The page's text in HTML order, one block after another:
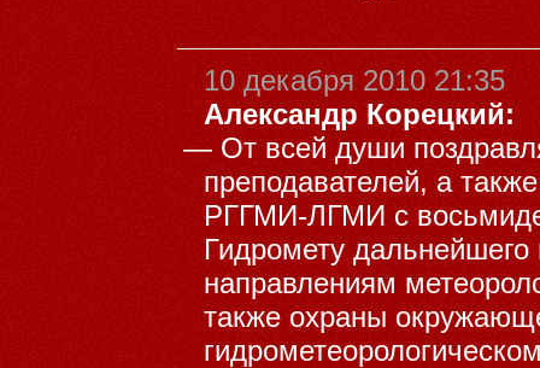
10 декабря 2010 21:35
Александр Корецкий:
—От всей души
преподавателей, а
РГГМИ-ЛГМИ с
Гидромету дальнейшего
направлениям
также охраны